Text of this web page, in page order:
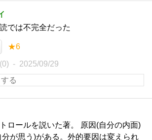
では不完全だった
★6
2025/09/29
ロールを説いた著。 原因(自分の内面)
分が思う)がある。外的要因は変えられ